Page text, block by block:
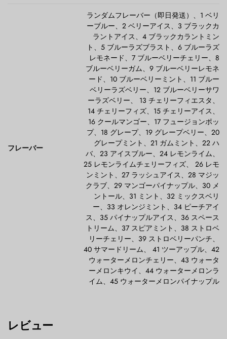
フレーバー
ランダムフレーバー（即日発送）、1 ベリ
ーブルー、2 ベリーアイス、3 ブラックカ
ラントアイス、4 ブラックカラントミン
ト、5 ブルーラズブラスト、6 ブルーラズ
レモネード、7 ブルーベリーチェリー、8
ブルーベリーガム、9 ブルーベリーレモネ
ード、10 ブルーベリーミント、11 ブルー
ベリーラズベリー、12 ブルーベリーサワ
ーラズベリー、 13 チェリーフィエスタ、
14 チェリーフィズ、15 チェリーアイス、
16 クールマンゴー、17 フュージョンポッ
プ、18 グレープ、19 グレープベリー、20
グレープミント、21 ガムミント、22 ハ
バ、23 アイスブルー、24 レモンライム、
25 レモンライムチェリーフィズ、 26 レモ
ンミント、27 ラッシュアイス、28 マジッ
クラブ、29 マンゴーパイナップル、30 メ
ントール、31 ミント、32 ミックスベリ
ー、33 オレンジミント、34 ピーチアイ
ス、35 パイナップルアイス、36 スペース
トリーム、37 スピアミント、38 ストロベ
リーチェリー、39 ストロベリーパンチ、
40 サマードリーム、 41 ツーアップル、42
ウォーターメロンチェリー、43 ウォータ
ーメロンキウイ、44 ウォーターメロンラ
イム、45 ウォーターメロンパイナップル
レビュー